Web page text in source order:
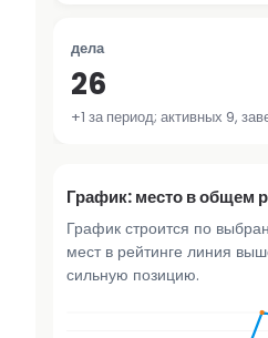
дела
26
+1 за период; активных 9,
График: место в общем
График строится по
мест в рейтинге линия
сильную позицию.